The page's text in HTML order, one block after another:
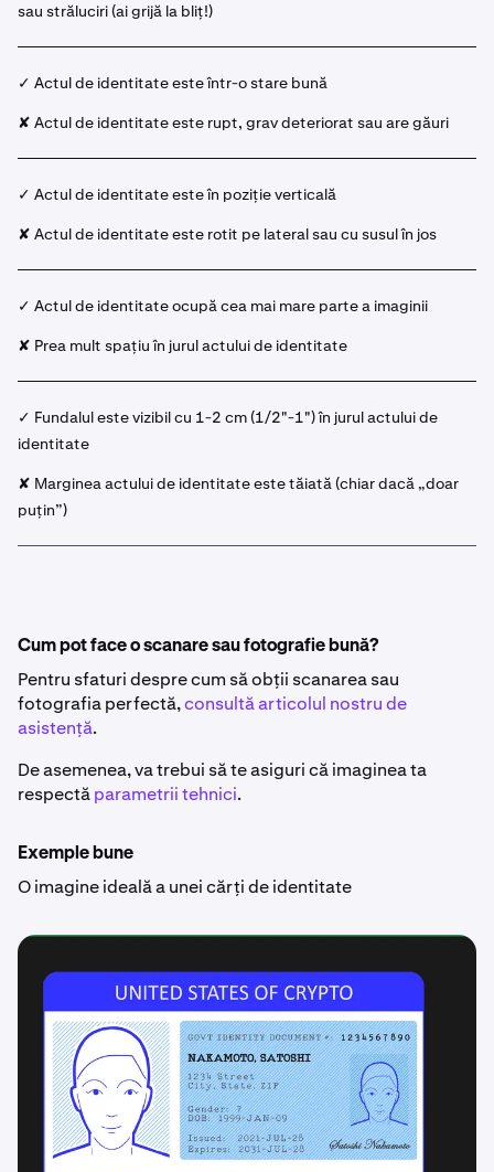
sau străluciri (ai grijă la bliț!)
✓ Actul de identitate este într-o stare bună
✘ Actul de identitate este rupt, grav deteriorat sau are găuri
✓ Actul de identitate este în poziție verticală
✘ Actul de identitate este rotit pe lateral sau cu susul în jos
✓ Actul de identitate ocupă cea mai mare parte a imaginii
✘ Prea mult spațiu în jurul actului de identitate
✓ Fundalul este vizibil cu 1-2 cm (1/2"-1") în jurul actului de
identitate
✘ Marginea actului de identitate este tăiată (chiar dacă „doar
puțin”)
Cum pot face o scanare sau fotografie bună?
Pentru sfaturi despre cum să obții scanarea sau
fotografia perfectă,consultă articolul nostru de
asistență.
De asemenea, va trebui să te asiguri că imaginea ta
respectăparametrii tehnici.
Exemple bune
O imagine ideală a unei cărți de identitate